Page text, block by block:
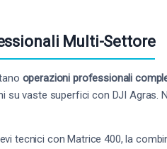
Multi-Settore
operazioni professionali
su vaste superfici con DJI
tecnici con Matrice 400, la